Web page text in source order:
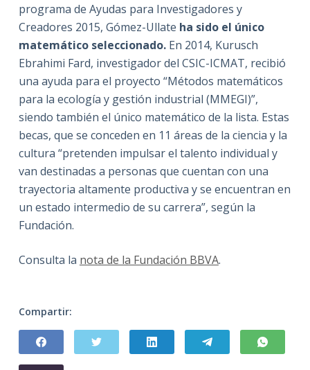
programa de Ayudas para Investigadores y
Creadores 2015, Gómez-Ullate ha sido el único
matemático seleccionado.En 2014, Kurusch
Ebrahimi Fard, investigador del CSIC-ICMAT, recibió
una ayuda para el proyecto “Métodos matemáticos
para la ecología y gestión industrial (MMEGI)”,
siendo también el único matemático de la lista. Estas
becas, que se conceden en 11 áreas de la ciencia y la
cultura “pretenden impulsar el talento individual y
van destinadas a personas que cuentan con una
trayectoria altamente productiva y se encuentran en
un estado intermedio de su carrera”, según la
Fundación.
Consulta la nota de la Fundación BBVA.
Compartir: